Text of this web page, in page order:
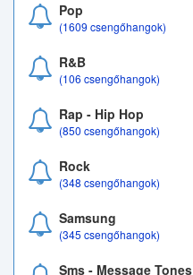
Pop
(1609 csengőhangok)
R&B
(106 csengőhangok)
Rap - Hip Hop
(850 csengőhangok)
Rock
(348 csengőhangok)
Samsung
(345 csengőhangok)
Sms - Message Tones